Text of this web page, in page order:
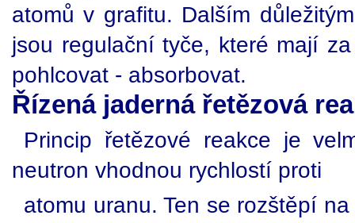
atomů v grafitu. Dalším
jsou regulační tyče, které mají
pohlcovat - absorbovat.
Řízená jaderná řetězová
Princip řetězové reakce je
neutron vhodnou rychlostí proti
atomu uranu. Ten se rozštěpí